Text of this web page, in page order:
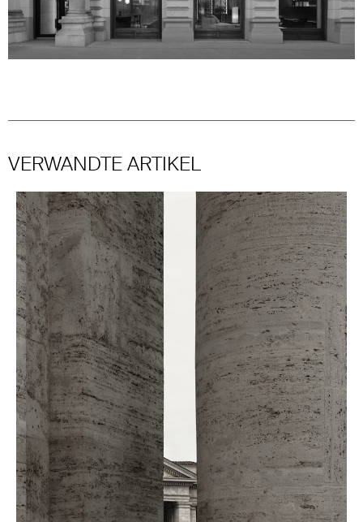
VERWANDTE ARTIKEL